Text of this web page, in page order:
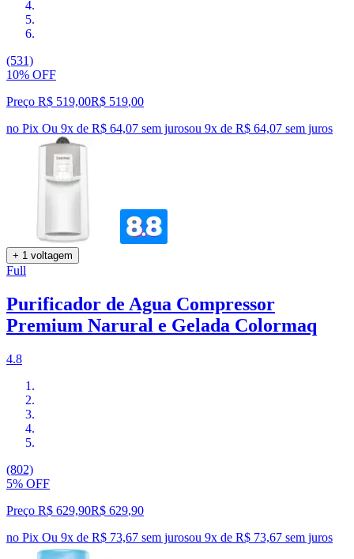
(531)
10% OFF
Preço R$ 519,00R$ 519,00
no Pix Ou 9x de R$ 64,07 sem jurosou 9x de R$ 64,07 sem juros
+ 1 voltagem
Full
Purificador de Agua Compressor
Premium Narural e Gelada Colormaq
4.8
(802)
5% OFF
Preço R$ 629,90R$ 629,90
no Pix Ou 9x de R$ 73,67 sem jurosou 9x de R$ 73,67 sem juros